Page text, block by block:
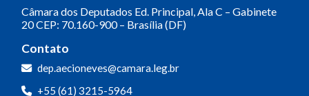
Câmara dos Deputados Ed. Principal, Ala C – Gabinete
20CEP: 70.160-900 – Brasília (DF)
Contato
dep.aecioneves@camara.leg.br
+55 (61) 3215-5964